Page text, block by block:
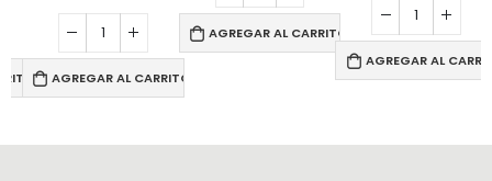
AGREGAR AL CARRITO
AGREGAR AL CARRITO
AGREGAR AL